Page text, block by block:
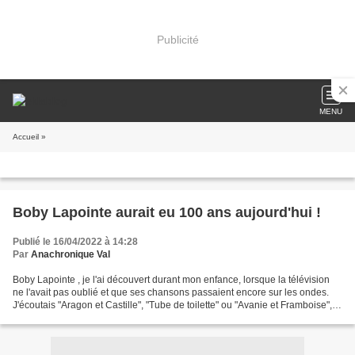
Publicité
MENU
Accueil »
Boby Lapointe aurait eu 100 ans aujourd'hui !
Publié le 16/04/2022 à 14:28
Par Anachronique Val
Boby Lapointe , je l'ai découvert durant mon enfance, lorsque la télévision
ne l'avait pas oublié et que ses chansons passaient encore sur les ondes.
J'écoutais "Aragon et Castille", "Tube de toilette" ou "Avanie et Framboise",